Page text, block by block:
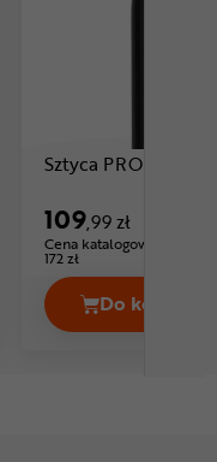
SPDC2 Cena 89,99 zł
Sztyca PRO LT
109,99 zł
Cena katalogowa:
172 zł
Do koszyka
Sztyca